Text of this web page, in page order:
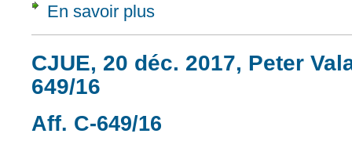
En savoir plus
CJUE, 20 déc. 2017, Peter
649/16
Aff. C-649/16